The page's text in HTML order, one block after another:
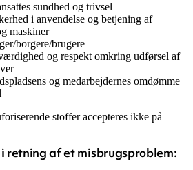
sundhed og trivsel
i anvendelse og betjening af
maskiner
borgere/brugere
og respekt omkring udførsel af
og medarbejdernes omdømme
stoffer accepteres ikke på
retning af et misbrugsproblem: